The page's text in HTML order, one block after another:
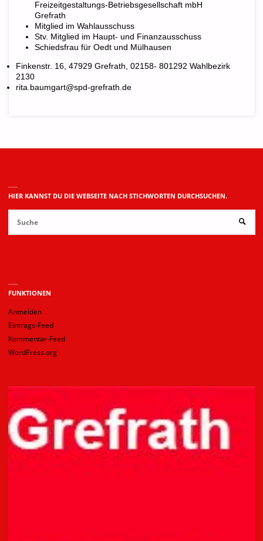
Freizeitgestaltungs-Betriebsgesellschaft mbH
Grefrath
Mitglied im Wahlausschuss
Stv. Mitglied im Haupt- und Finanzausschuss
Schiedsfrau für Oedt und Mülhausen
Finkenstr. 16, 47929 Grefrath, 02158- 801292 Wahlbezirk
2130
rita.baumgart@spd-grefrath.de
HIER KANNST DU DIE WEBSEITE NACH STICHWORTEN DURCHSUCHEN.
SUCHE
FUNKTIONEN
Anmelden
Eintrags-Feed
Kommentar-Feed
WordPress.org